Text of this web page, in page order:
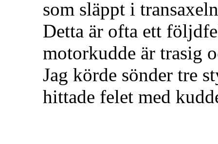
som släppt i
Detta är ofta ett
motorkudde är trasig
Jag körde sönder tre
hittade felet med